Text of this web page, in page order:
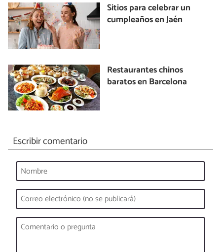
Sitios para celebrar un
cumpleaños en Jaén
Restaurantes chinos
baratos en Barcelona
Escribir comentario